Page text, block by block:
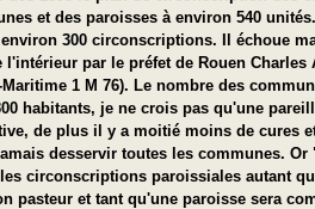
et des paroisses à environ 540
300 circonscriptions. Il échoue
l'intérieur par le préfet de Rouen
1 M 76). Le nombre des
habitants, je ne crois pas qu'une
de plus il y a moitié moins de cures
desservir toutes les communes.
circonscriptions paroissiales autant
pasteur et tant qu'une paroisse sera